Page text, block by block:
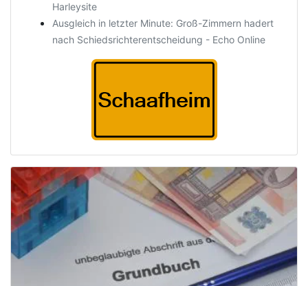
Harleysite
Ausgleich in letzter Minute: Groß-Zimmern hadert
nach Schiedsrichterentscheidung - Echo Online